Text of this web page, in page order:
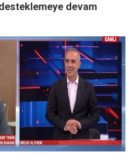
devam